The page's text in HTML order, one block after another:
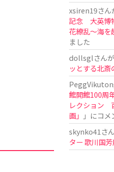
xsiren19さん
記念 大英博
花繚乱～海を
ました
dollsglさん
ッとする北斎
館開館100周
レクション
画」
」にコ
skynko41 さ
ター 歌川国芳